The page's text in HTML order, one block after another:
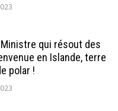
qui résout des
en Islande, terre
polar !